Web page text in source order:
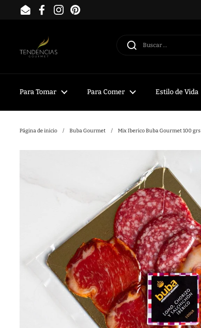
Ir al contenido
EmailFacebookInstagramPinterest
Para Tomar Para Comer Estilo de Vida
Página de inicio / Buba Gourmet / Mix Iberico Buba Gourmet 100 grs